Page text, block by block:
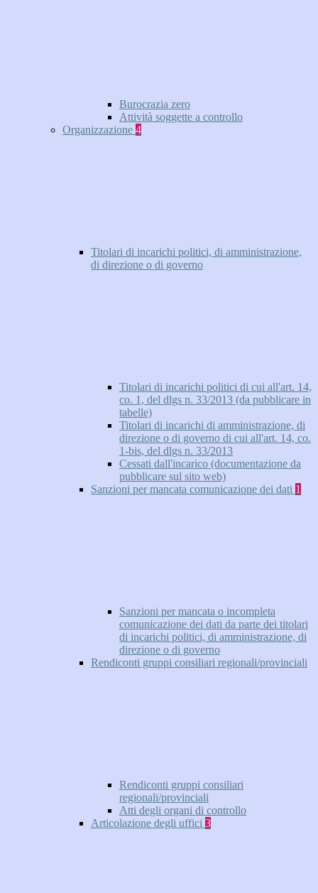
Burocrazia zero
Attività soggette a controllo
Organizzazione 4
Titolari di incarichi politici, di amministrazione,
di direzione o di governo
Titolari di incarichi politici di cui all'art. 14,
co. 1, del dlgs n. 33/2013 (da pubblicare in
tabelle)
Titolari di incarichi di amministrazione, di
direzione o di governo di cui all'art. 14, co.
1-bis, del dlgs n. 33/2013
Cessati dall'incarico (documentazione da
pubblicare sul sito web)
Sanzioni per mancata comunicazione dei dati 1
Sanzioni per mancata o incompleta
comunicazione dei dati da parte dei titolari
di incarichi politici, di amministrazione, di
direzione o di governo
Rendiconti gruppi consiliari regionali/provinciali
Rendiconti gruppi consiliari
regionali/provinciali
Atti degli organi di controllo
Articolazione degli uffici 3